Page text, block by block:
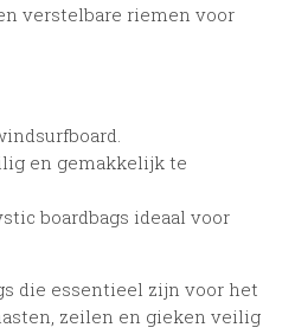
verstelbare riemen voor
en gemakkelijk te
boardbags ideaal voor
die essentieel zijn voor het
zeilen en gieken veilig